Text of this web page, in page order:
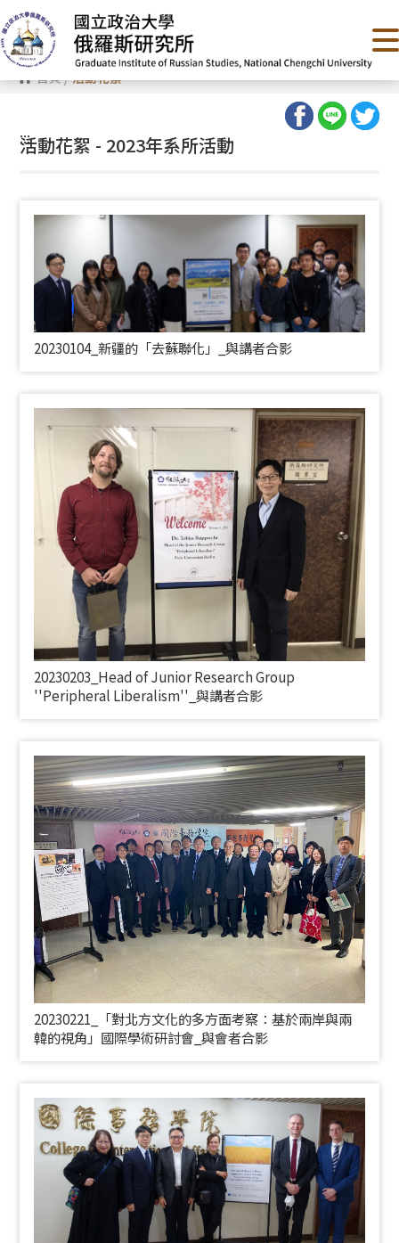
跳
到
主
要
內
容 首頁/活動花絮
:::
活動花絮 - 2023年系所活動
20230104_新疆的「去蘇聯化」_與講者合影
20230203_ Head of Junior Research Group
''Peripheral Liberalism''_與講者合影
20230221_「對北方文化的多方面考察：基於兩岸與兩
韓的視角」國際學術研討會_與會者合影